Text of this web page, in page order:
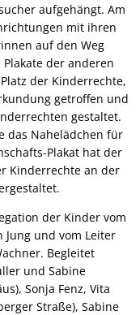
aufgehängt. Am
mit ihren
auf den Weg
der anderen
der Kinderrechte,
getroffen und
gestaltet.
das Nahelädchen für
Plakat hat der
Kinderrechte an der
der Kinder vom
Jung und vom Leiter
Begleitet
und Sabine
Sonja Fenz, Vita
Straße), Sabine